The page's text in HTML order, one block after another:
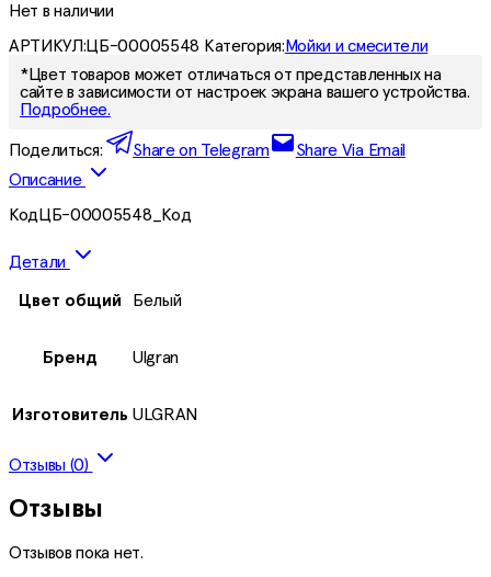
Нет в наличии
АРТИКУЛ:ЦБ-00005548 Категория: Мойки и смесители
*Цвет товаров может отличаться от представленных на
сайте в зависимости от настроек экрана вашего устройства.
Подробнее.
Поделиться: Share on Telegram
Share Via Email
Описание
КодЦБ-00005548_Код
Детали
Цвет общий Белый
Бренд Ulgran
Изготовитель ULGRAN
Отзывы (0)
Отзывы
Отзывов пока нет.